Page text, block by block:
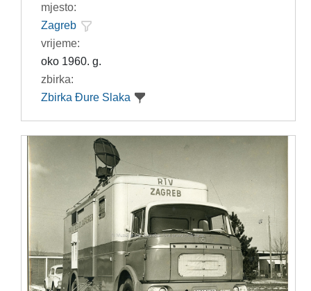
mjesto:
Zagreb
vrijeme:
oko 1960. g.
zbirka:
Zbirka Đure Slaka